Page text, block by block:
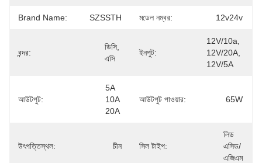
Brand Name: SZSSTH মডেল নম্বর: 12v24v
বন্দর:
ডিসি,
এসি
ইনপুট:
12V/10a,
12V/20A,
12V/5A
আউটপুট:
5A
10A
20A
আউটপুট পাওয়ার: 65W
উৎপত্তিস্থল: চীন সিল টাইপ:
লিড
এসিড/
এজিএম